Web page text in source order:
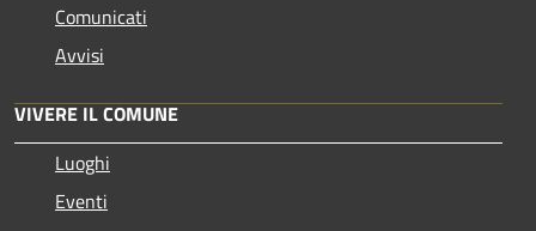
Comunicati
Avvisi
VIVERE IL COMUNE
Luoghi
Eventi